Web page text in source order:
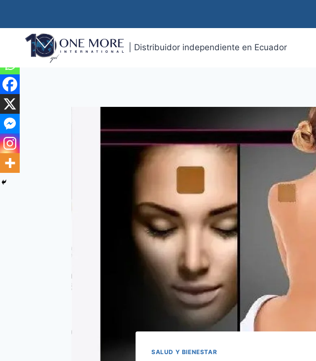
| Distribuidor independiente en Ecuador
SALUD Y BIENESTAR